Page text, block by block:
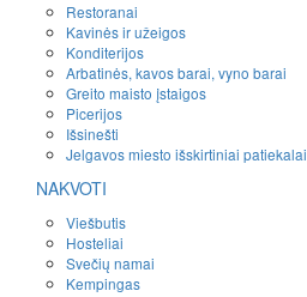
Restoranai
Kavinės ir užeigos
Konditerijos
Arbatinės, kavos barai, vyno barai
Greito maisto įstaigos
Picerijos
Išsinešti
Jelgavos miesto išskirtiniai patiekalai
NAKVOTI
Viešbutis
Hosteliai
Svečių namai
Kempingas